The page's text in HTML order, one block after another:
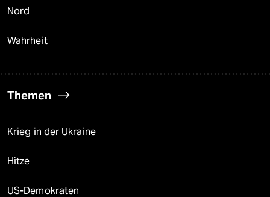
Nord
Wahrheit
Themen
Krieg in der Ukraine
Hitze
US-Demokraten